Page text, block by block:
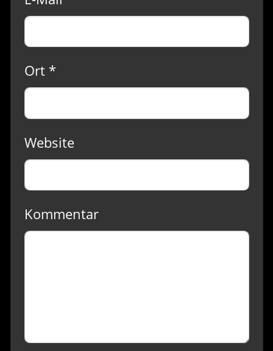
Ort *
Website
Kommentar